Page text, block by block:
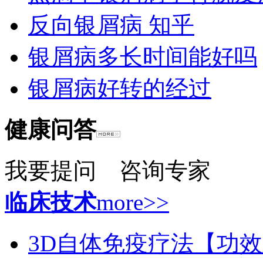
反向银屑病 知乎
银屑病多长时间能好吗
银屑病好转的经过
健康问答
我要提问
咨询专家
临床技术more>>
3D自体免疫疗法【功